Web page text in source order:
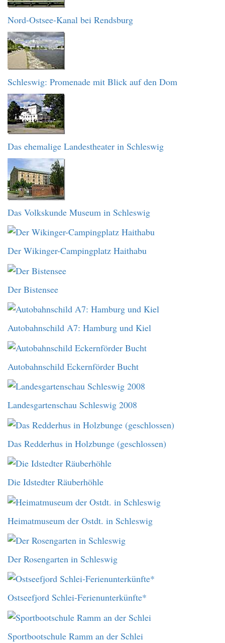
Nord-Ostsee-Kanal bei Rendsburg
Schleswig: Promenade mit Blick auf den Dom
Das ehemalige Landestheater in Schleswig
Das Volkskunde Museum in Schleswig
Der Wikinger-Campingplatz Haithabu
Der Bistensee
Autobahnschild A7: Hamburg und Kiel
Autobahnschild Eckernförder Bucht
Landesgartenschau Schleswig 2008
Das Redderhus in Holzbunge (geschlossen)
Die Idstedter Räuberhöhle
Heimatmuseum der Ostdt. in Schleswig
Der Rosengarten in Schleswig
Ostseefjord Schlei-Ferienunterkünfte*
Sportbootschule Ramm an der Schlei